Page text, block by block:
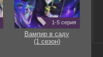
1-5 серия
Вампир в саду
(1 сезон)